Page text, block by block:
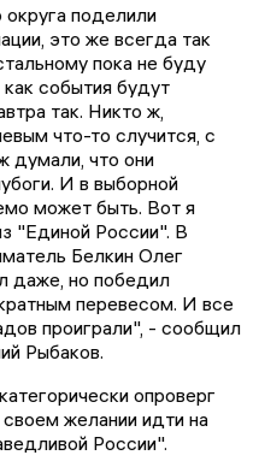
поделили
это же всегда так
пока не буду
события будут
так. Никто ж,
что-то случится, с
думали, что они
И в выборной
может быть. Вот я
"Единой России". В
Белкин Олег
даже, но победил
перевесом. И все
проиграли", - сообщил
Рыбаков.
опроверг
желании идти на
России".